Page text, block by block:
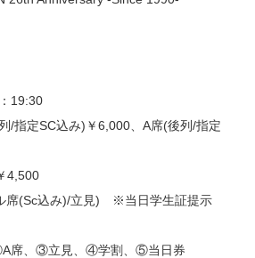
19:30
/指定SC込み)￥6,000、A席(後列/指定
4,500
席(Sc込み)/立見) ※当日学生証提示
席、③立見、④学割、⑤当日券